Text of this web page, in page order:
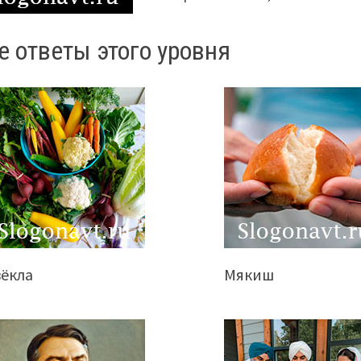
ответы этого уровня
Мякиш